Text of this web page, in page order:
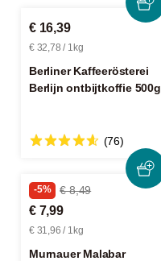
€ 16,39
€ 32,78 / 1kg
Berliner Kaffeerösterei
Berlijn ontbijtkoffie 500g
(76)
-5% € 8,49
€ 7,99
€ 31,96 / 1kg
Murnauer Malabar